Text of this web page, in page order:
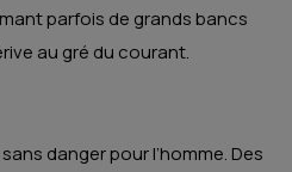
parfois de grands bancs
au gré du courant.
danger pour l’homme. Des